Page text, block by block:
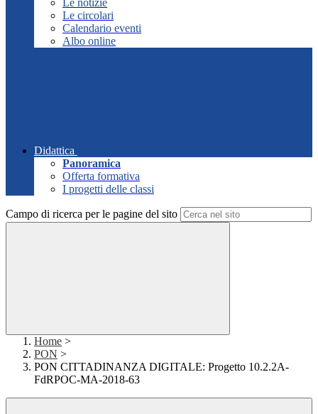
Le notizie
Le circolari
Calendario eventi
Albo online
Didattica
Panoramica
Offerta formativa
I progetti delle classi
Campo di ricerca per le pagine del sito
Home >
PON >
PON CITTADINANZA DIGITALE: Progetto 10.2.2A-
FdRPOC-MA-2018-63